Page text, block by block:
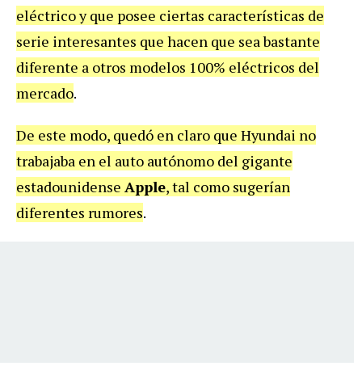
eléctrico y que posee ciertas características de
serie interesantes que hacen que sea bastante
diferente a otros modelos 100% eléctricos del
mercado.
De este modo, quedó en claro que Hyundai no
trabajaba en el auto autónomo del gigante
estadounidense Apple, tal como sugerían
diferentes rumores.